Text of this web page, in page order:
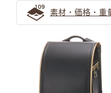
女の子向け「ホワイト
ミントグリーンがおすす
『グリーン』のランド
ンドセルの選び方
緑（グリーン）のラン
素材・価格・重